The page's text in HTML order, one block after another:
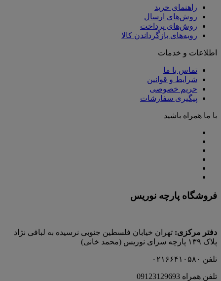
راهنمای خرید
روش‌های ارسال
روش‌های پرداخت
رویه‌های بازگرداندن کالا
اطلاعات و خدمات
تماس با ما
شرایط و قوانین
حریم خصوصی
پیگیری سفارشات
با ما همراه باشید
فروشگاه پارچه نوریس
دفتر مرکزی: تهران خیابان فلسطین جنوبی نرسیده به لبافی نژاد
پلاک ۱۳۹ پارچه‌ سرای نوريس (محمد خانی)
تلفن ۰۲۱۶۶۴۱۰۵۸۰
تلفن همراه 09123129693